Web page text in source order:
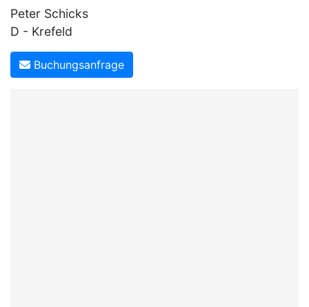
Peter Schicks
D - Krefeld
Buchungsanfrage